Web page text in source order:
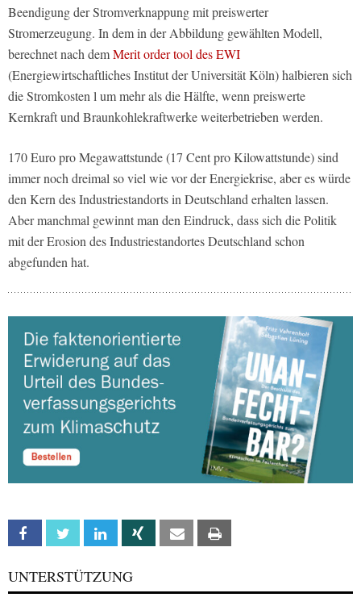
Beendigung der Stromverknappung mit preiswerter
Stromerzeugung. In dem in der Abbildung gewählten Modell,
berechnet nach demMerit order tool des EWI
(Energiewirtschaftliches Institut der Universität Köln) halbieren sich
die Stromkosten l um mehr als die Hälfte, wenn preiswerte
Kernkraft und Braunkohlekraftwerke weiterbetrieben werden.
170 Euro pro Megawattstunde (17 Cent pro Kilowattstunde) sind
immer noch dreimal so viel wie vor der Energiekrise, aber es würde
den Kern des Industriestandorts in Deutschland erhalten lassen.
Aber manchmal gewinnt man den Eindruck, dass sich die Politik
mit der Erosion des Industriestandortes Deutschland schon
abgefunden hat.
Facebook Twitter Linkedin Xing Email
UNTERSTÜTZUNG